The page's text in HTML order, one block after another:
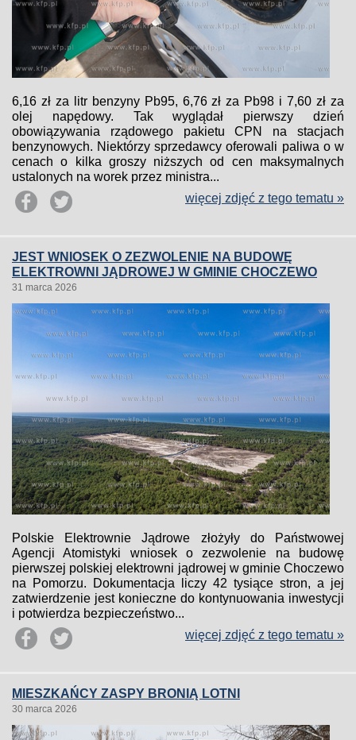
6,16 zł za litr benzyny Pb95, 6,76 zł za Pb98 i 7,60 zł za
olej napędowy. Tak wyglądał pierwszy dzień
obowiązywania rządowego pakietu CPN na stacjach
benzynowych. Niektórzy sprzedawcy oferowali paliwa o w
cenach o kilka groszy niższych od cen maksymalnych
ustalonych na worek przez ministra...
więcej zdjęć z tego tematu »
JEST WNIOSEK O ZEZWOLENIE NA BUDOWĘ
ELEKTROWNI JĄDROWEJ W GMINIE CHOCZEWO
31 marca 2026
Polskie Elektrownie Jądrowe złożyły do Państwowej
Agencji Atomistyki wniosek o zezwolenie na budowę
pierwszej polskiej elektrowni jądrowej w gminie Choczewo
na Pomorzu. Dokumentacja liczy 42 tysiące stron, a jej
zatwierdzenie jest konieczne do kontynuowania inwestycji
i potwierdza bezpieczeństwo...
więcej zdjęć z tego tematu »
MIESZKAŃCY ZASPY BRONIĄ LOTNI
30 marca 2026